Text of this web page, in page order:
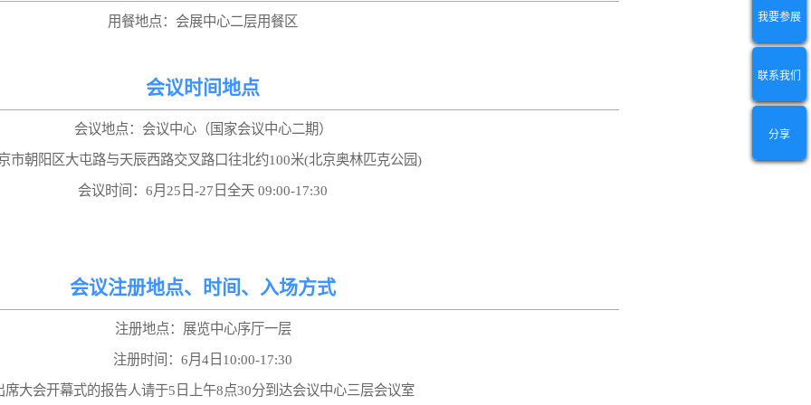
我要参展
联系我们
分享
用餐地点：会展中心二层用餐区
会议时间地点
会议地点：会议中心（国家会议中心二期）
市朝阳区大屯路与天辰西路交叉路口往北约100米(北京奥林匹克公园)
会议时间：6月25日-27日全天 09:00-17:30
会议注册地点、时间、入场方式
注册地点：展览中心序厅一层
注册时间：6月4日10:00-17:30
席大会开幕式的报告人请于5日上午8点30分到达会议中心三层会议室